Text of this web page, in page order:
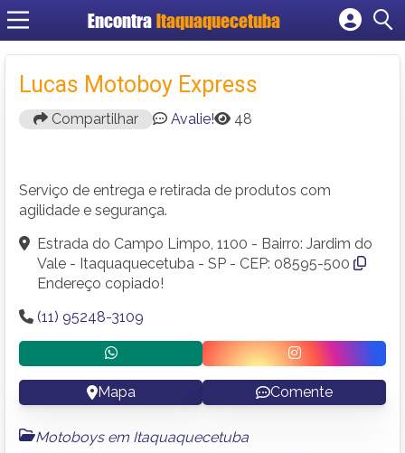
Encontra Itaquaquecetuba
Cadastrar empresa
Criar conta
Lucas Motoboy Express
Compartilhar Avalie! 48
Serviço de entrega e retirada de produtos com
agilidade e segurança.
Estrada do Campo Limpo, 1100 - Bairro: Jardim do
Vale - Itaquaquecetuba - SP - CEP: 08595-500
Endereço copiado!
(11) 95248-3109
Mapa Comente
Motoboys em Itaquaquecetuba